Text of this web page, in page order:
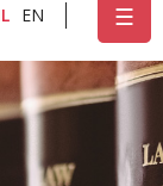
EN ☰